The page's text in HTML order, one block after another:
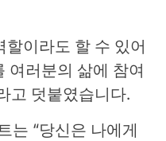
할이라도 할 수 있어
여러분의 삶에 참여
고 덧붙였습니다.
는 “당신은 나에게